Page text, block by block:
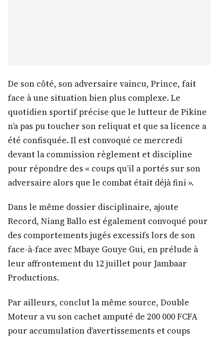
De son côté, son adversaire vaincu, Prince, fait
face à une situation bien plus complexe. Le
quotidien sportif précise que le lutteur de Pikine
n’a pas pu toucher son reliquat et que sa licence a
été confisquée. Il est convoqué ce mercredi
devant la commission règlement et discipline
pour répondre des « coups qu’il a portés sur son
adversaire alors que le combat était déjà fini ».
Dans le même dossier disciplinaire, ajoute
Record, Niang Ballo est également convoqué pour
des comportements jugés excessifs lors de son
face-à-face avec Mbaye Gouye Gui, en prélude à
leur affrontement du 12 juillet pour Jambaar
Productions.
Par ailleurs, conclut la même source, Double
Moteur a vu son cachet amputé de 200 000 FCFA
pour accumulation d’avertissements et coups